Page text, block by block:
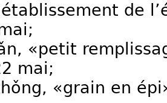
de
«petit
mai;
«grain en